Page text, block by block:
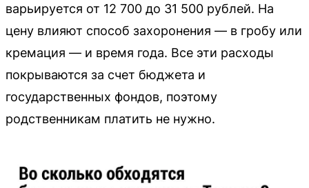
варьируется от 12 700 до 31 500 рублей. На
цену влияют способ захоронения — в гробу или
кремация — и время года. Все эти расходы
покрываются за счет бюджета и
государственных фондов, поэтому
родственникам платить не нужно.